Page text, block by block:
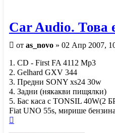
Car Audio. Това
Мнение
от as_novo » 02 Апр 2007,
1. CD - First FA 4112 Mp3
2. Gelhard GXV 344
3. Предни SONY xs24 30w
4. Задни (някакви пищялки)
5. Бас каса с TONSIL 40W(2
Fiat UNO 55s, мирише